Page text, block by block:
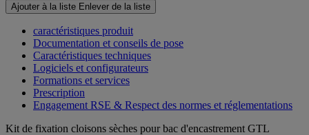
Ajouter à la liste Enlever de la liste
caractéristiques produit
Documentation et conseils de pose
Caractéristiques techniques
Logiciels et configurateurs
Formations et services
Prescription
Engagement RSE & Respect des normes et réglementations
Kit de fixation cloisons sèches pour bac d'encastrement GTL